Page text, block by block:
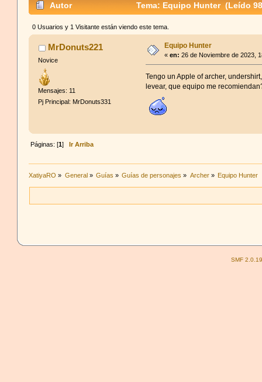
Autor Tema: Equipo Hunter (Leído
0 Usuarios y 1 Visitante están viendo este tema.
MrDonuts221
Novice
Mensajes: 11
Pj Principal: MrDonuts331
Equipo Hunter
«en: 26 de Noviembre de 2023,
Tengo un Apple of archer,
levear, que equipo me
Páginas: [1] Ir Arriba
XatiyaRO » General » Guías » Guías de personajes » Archer» Equipo Hunter
SMF 2.0.19